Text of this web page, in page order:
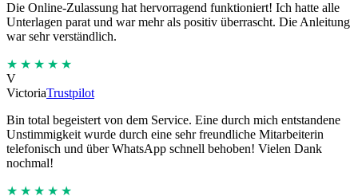
Die Online-Zulassung hat hervorragend funktioniert! Ich hatte alle
Unterlagen parat und war mehr als positiv überrascht. Die Anleitung
war sehr verständlich.
★★★★★
V
VictoriaTrustpilot
Bin total begeistert von dem Service. Eine durch mich entstandene
Unstimmigkeit wurde durch eine sehr freundliche Mitarbeiterin
telefonisch und über WhatsApp schnell behoben! Vielen Dank
nochmal!
★★★★★